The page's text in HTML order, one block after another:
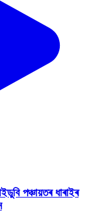
পঞ্চায়তৰ ধাৰাইৰ